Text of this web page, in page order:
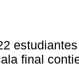
final